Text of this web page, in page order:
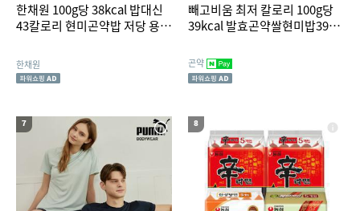
한채원 100g당 38kcal 밥대신
43칼로리 현미곤약밥 저당 용기
한채원
빼고비움 최저 칼로리 100g당
39kcal 발효곤약쌀현미밥39
곤약
7 8